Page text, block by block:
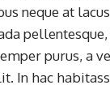
neque at
purus, a
In hac